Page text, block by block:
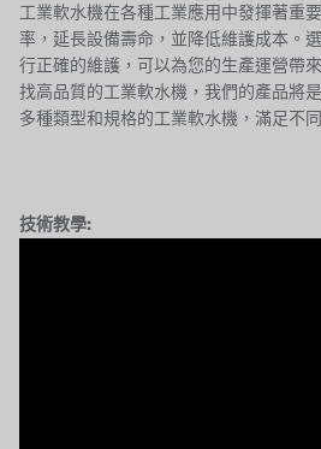
工業軟水機在各種工業應用中發揮著重
率，延長設備壽命，並降低維護成本。
行正確的維護，可以為您的生產運營帶
找高品質的工業軟水機，我們的產品將
多種類型和規格的工業軟水機，滿足不
技術教學: